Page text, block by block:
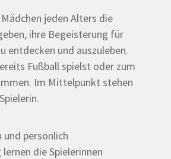
jeden Alters die
ihre Begeisterung für
entdecken und auszuleben.
Fußball spielst oder zum
Im Mittelpunkt stehen
persönlich
die Spielerinnen